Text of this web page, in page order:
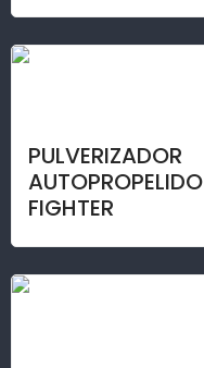
PULVERIZADOR
AUTOPROPELIDO
FIGHTER